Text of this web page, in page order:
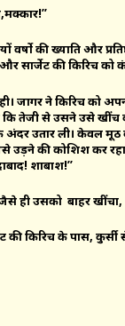
की ख्याति और
सार्जेट की किरिच को
जादूगर ने किरिच को
तेजी से उसने उसे खींच
उतार ली। केवल
उड़ने की कोशिश कर
शाबाश!’’
ही उसको बाहर
की किरिच के पास,